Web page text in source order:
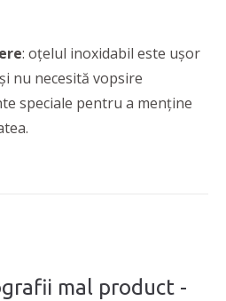
: oțelul inoxidabil este ușor
nu necesită vopsire
speciale pentru a menține
mal product -